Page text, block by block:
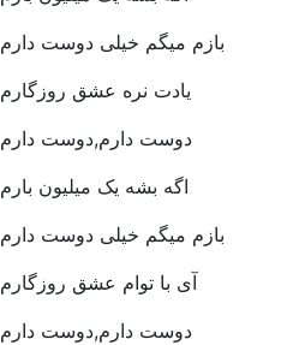
بازم میگم خیلی دوست دارم
یادت نره عشق روزگارم
دوست دارم,دوست دارم
اگه بشه یک میلیون بارم
بازم میگم خیلی دوست دارم
آی با توام عشق روزگارم
دوست دارم,دوست دارم